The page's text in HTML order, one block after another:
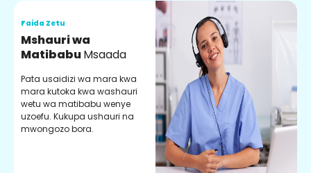
Faida Zetu
Mshauri wa
MatibabuMsaada
Pata usaidizi wa mara kwa
mara kutoka kwa washauri
wetu wa matibabu wenye
uzoefu. Kukupa ushauri na
mwongozo bora.